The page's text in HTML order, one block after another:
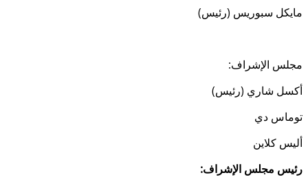
مايكل سبوريس (رئيس)
مجلس الإشراف:
أكسل شاري (رئيس)
توماس دي
أليس كلاين
رئيس مجلس الإشراف: